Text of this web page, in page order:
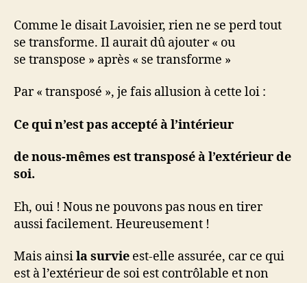
Comme le disait Lavoisier, rien ne se perd tout
se transforme. Il aurait dû ajouter « ou
se transpose » après « se transforme »
Par « transposé », je fais allusion à cette loi :
Ce qui n’est pas accepté à l’intérieur
de nous-mêmes est transposé à l’extérieur de
soi.
Eh, oui ! Nous ne pouvons pas nous en tirer
aussi facilement. Heureusement !
Mais ainsila survie est-elle assurée, car ce qui
est à l’extérieur de soi est contrôlable et non